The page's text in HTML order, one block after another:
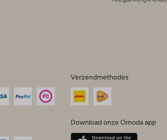
Verzendmethodes
Download onze Omoda app